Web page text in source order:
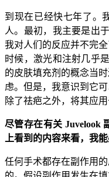
到现在已经快七年了。
人。最初，我主要是出
我对人们的反应并不完
时候，激光和注射几乎
的皮肤填充剂的概念当
虑。但是，我意识到它
除了祛疤之外，将其应
尽管存在有关 Juvelook
上看到的内容来看，我
任何手术都存在副作用